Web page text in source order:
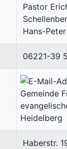
Pastor
Hans-
06221-39
Haberstr.